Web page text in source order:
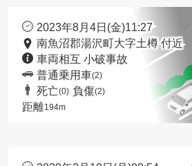
2023年8月4日(金)11:27
南魚沼郡湯沢町大字土樽 付近
車両相互 小破事故
普通乗用車(2)
死亡(0) 負傷(2)
距離194m